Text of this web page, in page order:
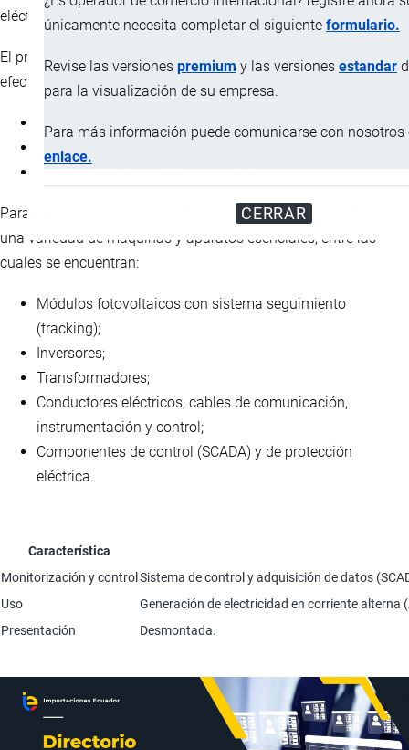
únicamente necesita completar el siguiente formulario.
Revise las versiones premium y las versiones estandar
para la visualización de su empresa.
Para más información puede comunicarse con nosotros
enlace.
CERRAR
eléctrica, entre otros equipos eléctricos.
El proceso de generación fotovoltaica de corriente alterna se
efectúa a través de los siguientes etapas:
Captación de energía solar y conversión DC;
Conversión AC;
Para el proceso antes indicado se involucran principalmente
una variedad de máquinas y aparatos esenciales, entre las
cuales se encuentran:
Módulos fotovoltaicos con sistema seguimiento
(tracking);
Inversores;
Transformadores;
Conductores eléctricos, cables de comunicación,
instrumentación y control;
Componentes de control (SCADA) y de protección
eléctrica.
Característica
Monitorización y control Sistema de control y adquisición de datos
Uso
Generación de electricidad en corriente
Presentación
Desmontada.